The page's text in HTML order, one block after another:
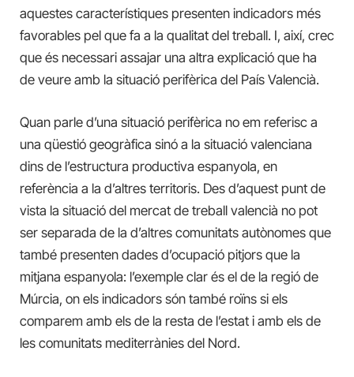
aquestes característiques presenten indicadors més
favorables pel que fa a la qualitat del treball. I, així, crec
que és necessari assajar una altra explicació que ha
de veure amb la situació perifèrica del País Valencià.
Quan parle d’una situació perifèrica no em referisc a
una qüestió geogràfica sinó a la situació valenciana
dins de l’estructura productiva espanyola, en
referència a la d’altres territoris. Des d’aquest punt de
vista la situació del mercat de treball valencià no pot
ser separada de la d’altres comunitats autònomes que
també presenten dades d’ocupació pitjors que la
mitjana espanyola: l’exemple clar és el de la regió de
Múrcia, on els indicadors són també roïns si els
comparem amb els de la resta de l’estat i amb els de
les comunitats mediterrànies del Nord.